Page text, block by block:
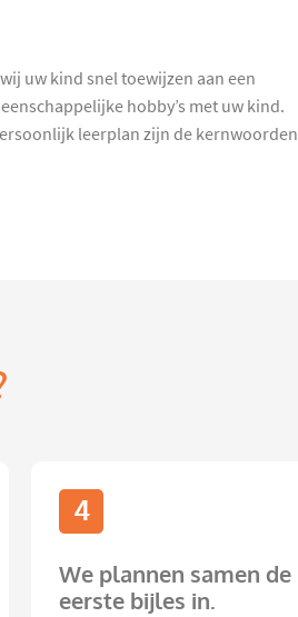
uw kind snel toewijzen aan een
hobby’s met uw kind.
leerplan zijn de kernwoorden
4
We plannen samen de
eerste bijles in.